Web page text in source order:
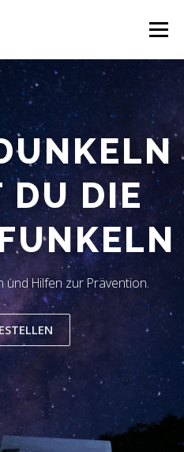
Menü
BESTELLUNG
LESERSTIMMEN KONTAKT
DU DIE
Hilfen zur Prävention.